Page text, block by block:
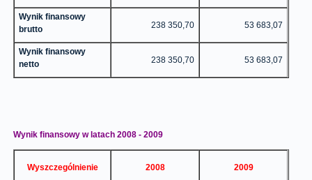
Wynik finansowy
brutto
238 350,70 53 683,07
Wynik finansowy
netto
238 350,70 53 683,07
Wynik finansowy w latach 2008 - 2009
Wyszczególnienie 2008 2009